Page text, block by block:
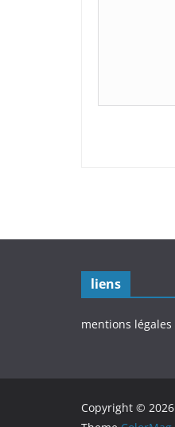
liens
mentions légales
Copyright © 2026